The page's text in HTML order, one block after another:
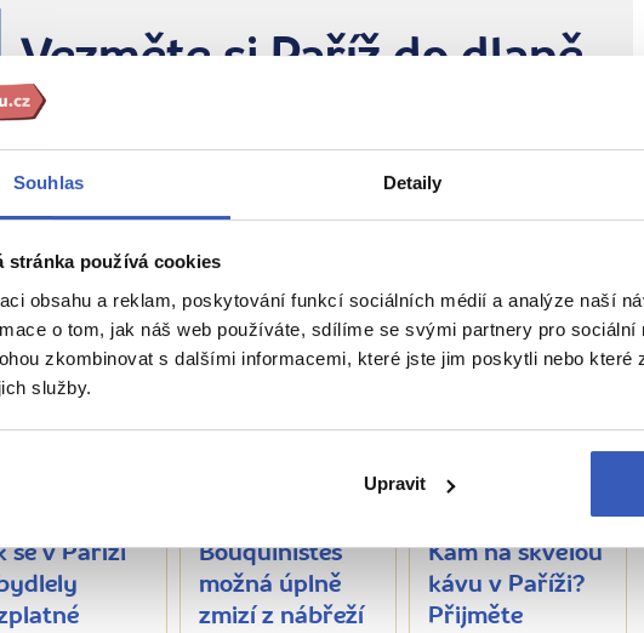
Souhlas Detaily
stránka používá cookies
obsahu a reklam, poskytování funkcí sociálních médií a analýze naší
o tom, jak náš web používáte, sdílíme se svými partnery pro sociální
zkombinovat s dalšími informacemi, které jste jim poskytli nebo které
služby.
Upravit
Vezměte si Paříž do dlaně
Vyberte si jeden z našich
Zájezdy do Paříže
Nejbližší volný zájezdjiž 16. září
PŘEČTĚTE SI TAKÉ
se v Paříži
Bouquinistes
možná úplně
zmizí z nábřeží
Kam na skvělou
kávu v Paříži?
Přijměte